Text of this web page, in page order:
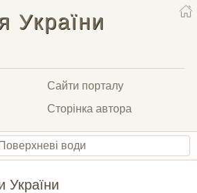
України
Сайти порталу
Сторінка автора
Поверхневі води
України